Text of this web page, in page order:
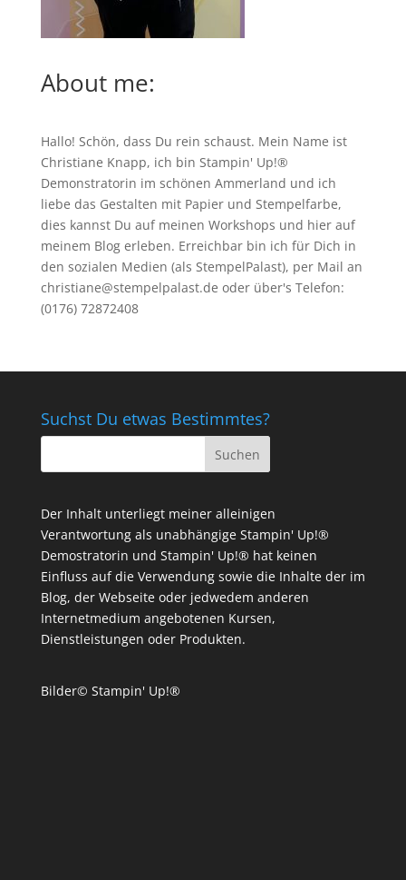
About me:
Hallo! Schön, dass Du rein schaust. Mein Name ist
Christiane Knapp, ich bin Stampin' Up!®
Demonstratorin im schönen Ammerland und ich
liebe das Gestalten mit Papier und Stempelfarbe,
dies kannst Du auf meinen Workshops und hier auf
meinem Blog erleben. Erreichbar bin ich für Dich in
den sozialen Medien (als StempelPalast), per Mail an
christiane@stempelpalast.de oder über's Telefon:
(0176) 72872408
Suchst Du etwas Bestimmtes?
Der Inhalt unterliegt meiner alleinigen
Verantwortung als unabhängige Stampin' Up!®
Demostratorin und Stampin' Up!® hat keinen
Einfluss auf die Verwendung sowie die Inhalte der im
Blog, der Webseite oder jedwedem anderen
Internetmedium angebotenen Kursen,
Dienstleistungen oder Produkten.
Bilder© Stampin' Up!®